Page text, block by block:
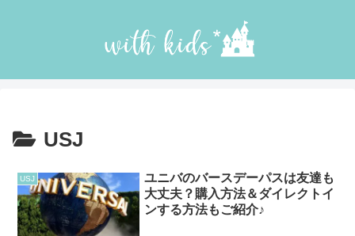
USJ
USJ
ユニバのバースデーパスは友達も
大丈夫？購入方法＆ダイレクトイ
ンする方法もご紹介♪